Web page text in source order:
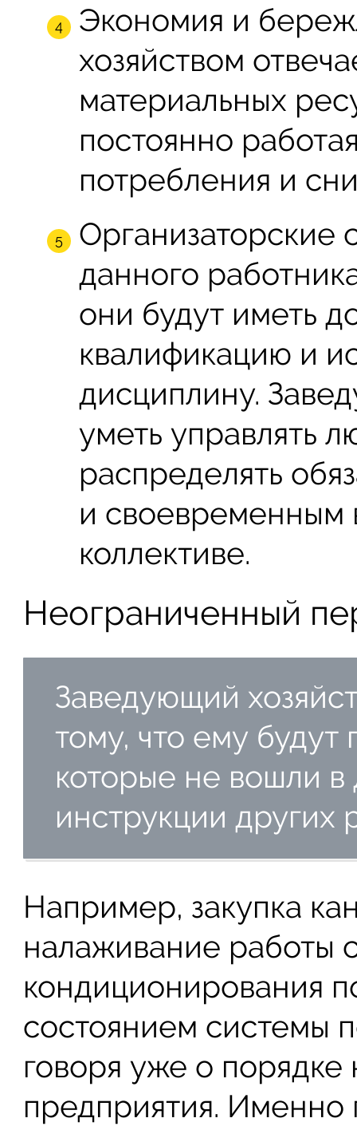
Экономия и
хозяйством
материальных
постоянно
потребления и
Организаторские
данного
они будут иметь
квалификацию и
дисциплину.
уметь управлять
распределять
и своевременным
коллективе.
Неограниченный
Заведующий
тому, что ему будут
которые не вошли
инструкции других
Например, закупка
налаживание работы
кондиционирования
состоянием системы
говоря уже о
предприятия.